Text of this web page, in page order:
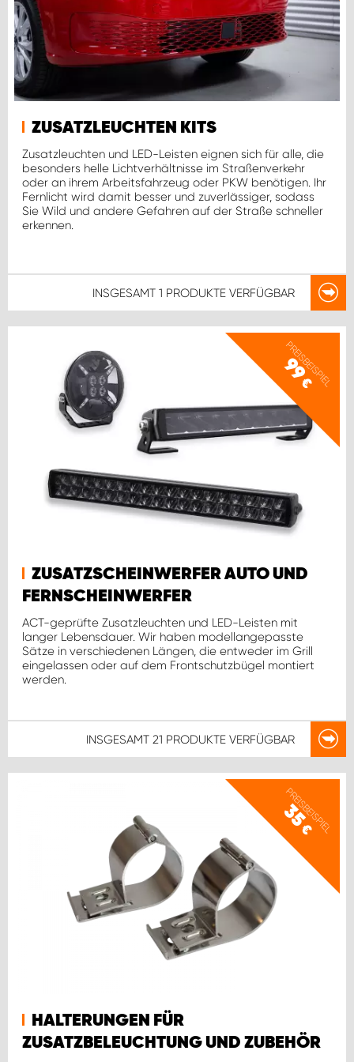
ZUSATZLEUCHTEN KITS
Zusatzleuchten und LED-Leisten eignen sich für alle, die
besonders helle Lichtverhältnisse im Straßenverkehr
oder an ihrem Arbeitsfahrzeug oder PKW benötigen. Ihr
Fernlicht wird damit besser und zuverlässiger, sodass
Sie Wild und andere Gefahren auf der Straße schneller
erkennen.
INSGESAMT 1 PRODUKTE VERFÜGBAR
PREISBEISPIEL
99
€
ZUSATZSCHEINWERFER AUTO UND
FERNSCHEINWERFER
ACT-geprüfte Zusatzleuchten und LED-Leisten mit
langer Lebensdauer. Wir haben modellangepasste
Sätze in verschiedenen Längen, die entweder im Grill
eingelassen oder auf dem Frontschutzbügel montiert
werden.
INSGESAMT 21 PRODUKTE VERFÜGBAR
PREISBEISPIEL
35
€
HALTERUNGEN FÜR
ZUSATZBELEUCHTUNG UND ZUBEHÖR